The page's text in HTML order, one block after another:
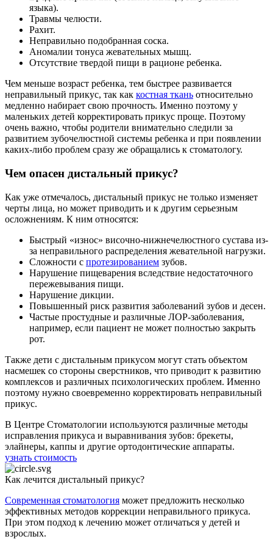
языка).
Травмы челюсти.
Рахит.
Неправильно подобранная соска.
Аномалии тонуса жевательных мышц.
Отсутствие твердой пищи в рационе ребенка.
Чем меньше возраст ребенка, тем быстрее развивается
неправильный прикус, так как костная ткань относительно
медленно набирает свою прочность. Именно поэтому у
маленьких детей корректировать прикус проще. Поэтому
очень важно, чтобы родители внимательно следили за
развитием зубочелюстной системы ребенка и при появлении
каких-либо проблем сразу же обращались к стоматологу.
Чем опасен дистальный прикус?
Как уже отмечалось, дистальный прикус не только изменяет
черты лица, но может приводить и к другим серьезным
осложнениям. К ним относятся:
Быстрый «износ» височно-нижнечелюстного сустава из-
за неправильного распределения жевательной нагрузки.
Сложности с протезированием зубов.
Нарушение пищеварения вследствие недостаточного
пережевывания пищи.
Нарушение дикции.
Повышенный риск развития заболеваний зубов и десен.
Частые простудные и различные ЛОР-заболевания,
например, если пациент не может полностью закрыть
рот.
Также дети с дистальным прикусом могут стать объектом
насмешек со стороны сверстников, что приводит к развитию
комплексов и различных психологических проблем. Именно
поэтому нужно своевременно корректировать неправильный
прикус.
В Центре Стоматологии используются различные методы
исправления прикуса и выравнивания зубов: брекеты,
элайнеры, каппы и другие ортодонтические аппараты.
узнать стоимость
Как лечится дистальный прикус?
Современная стоматология может предложить несколько
эффективных методов коррекции неправильного прикуса.
При этом подход к лечению может отличаться у детей и
взрослых.